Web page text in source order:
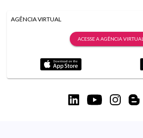
AGÊNCIA VIRTUAL
ACESSE A AGÊNCIA VIRTUAL